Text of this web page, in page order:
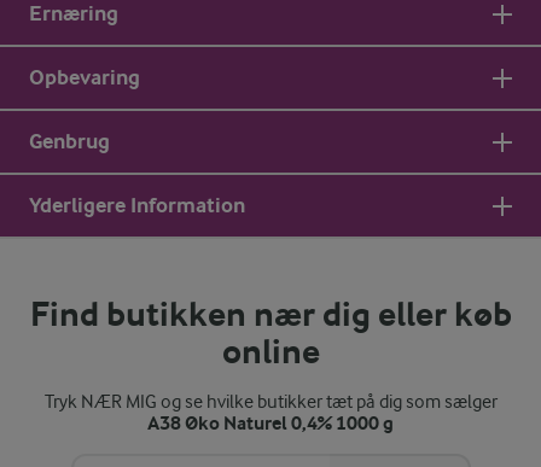
Ernæring
Opbevaring
Genbrug
Yderligere Information
Find butikken nær dig eller køb
online
Tryk NÆR MIG og se hvilke butikker tæt på dig som sælger
A38 Øko Naturel 0,4% 1000 g